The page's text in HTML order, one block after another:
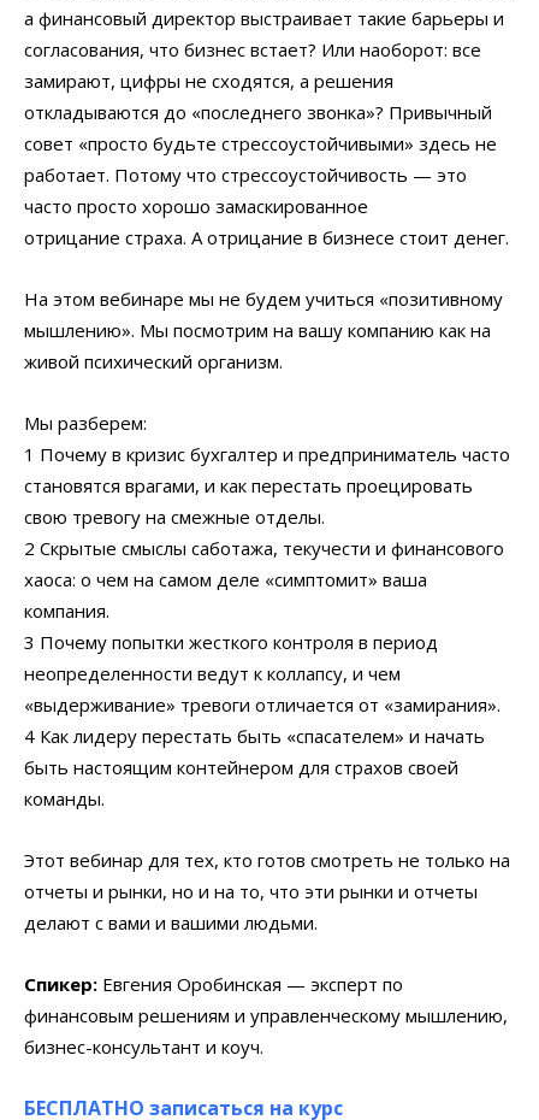
а финансовый директор выстраивает такие барьеры и
согласования, что бизнес встает? Или наоборот: все
замирают, цифры не сходятся, а решения
откладываются до «последнего звонка»? Привычный
совет «просто будьте стрессоустойчивыми» здесь не
работает. Потому что стрессоустойчивость — это
часто просто хорошо замаскированное
отрицание страха. А отрицание в бизнесе стоит денег.
На этом вебинаре мы не будем учиться «позитивному
мышлению». Мы посмотрим на вашу компанию как на
живой психический организм.
Мы разберем:
1 Почему в кризис бухгалтер и предприниматель часто
становятся врагами, и как перестать проецировать
свою тревогу на смежные отделы.
2 Скрытые смыслы саботажа, текучести и финансового
хаоса: о чем на самом деле «симптомит» ваша
компания.
3 Почему попытки жесткого контроля в период
неопределенности ведут к коллапсу, и чем
«выдерживание» тревоги отличается от «замирания».
4 Как лидеру перестать быть «спасателем» и начать
быть настоящим контейнером для страхов своей
команды.
Этот вебинар для тех, кто готов смотреть не только на
отчеты и рынки, но и на то, что эти рынки и отчеты
делают с вами и вашими людьми.
Спикер: Евгения Оробинская — эксперт по
финансовым решениям и управленческому мышлению,
бизнес-консультант и коуч.
БЕСПЛАТНО записаться на курс